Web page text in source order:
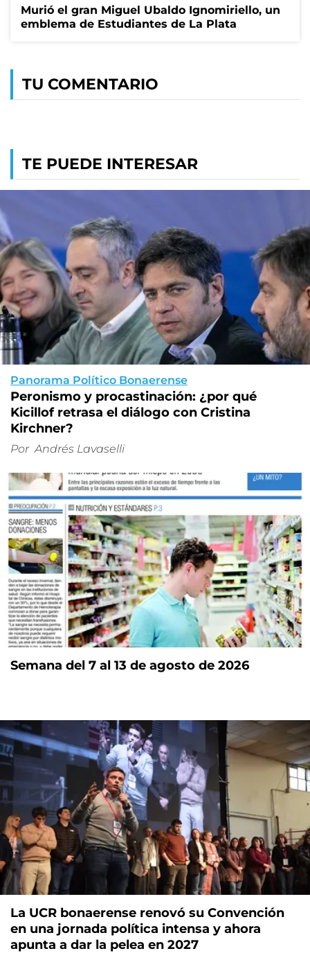
Murió el gran Miguel Ubaldo Ignomiriello, un
emblema de Estudiantes de La Plata
TU COMENTARIO
TE PUEDE INTERESAR
Panorama Político Bonaerense
Peronismo y procastinación: ¿por qué
Kicillof retrasa el diálogo con Cristina
Kirchner?
Por Andrés Lavaselli
Semana del 7 al 13 de agosto de 2026
La UCR bonaerense renovó su Convención
en una jornada política intensa y ahora
apunta a dar la pelea en 2027